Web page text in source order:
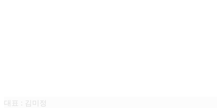
대표 : 김미정